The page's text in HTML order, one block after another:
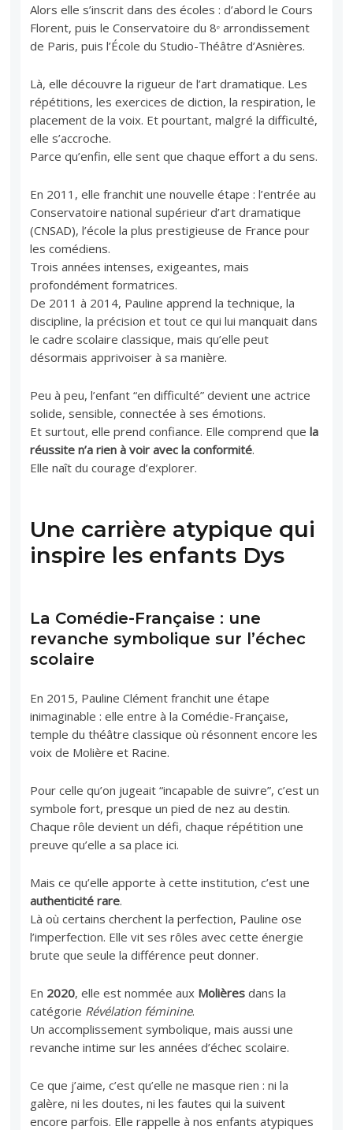
Alors elle s’inscrit dans des écoles : d’abord le Cours
Florent, puis le Conservatoire du 8ᵉ arrondissement
de Paris, puis l’École du Studio-Théâtre d’Asnières.
Là, elle découvre la rigueur de l’art dramatique. Les
répétitions, les exercices de diction, la respiration, le
placement de la voix. Et pourtant, malgré la difficulté,
elle s’accroche.
Parce qu’enfin, elle sent que chaque effort a du sens.
En 2011, elle franchit une nouvelle étape : l’entrée au
Conservatoire national supérieur d’art dramatique
(CNSAD), l’école la plus prestigieuse de France pour
les comédiens.
Trois années intenses, exigeantes, mais
profondément formatrices.
De 2011 à 2014, Pauline apprend la technique, la
discipline, la précision et tout ce qui lui manquait dans
le cadre scolaire classique, mais qu’elle peut
désormais apprivoiser à sa manière.
Peu à peu, l’enfant “en difficulté” devient une actrice
solide, sensible, connectée à ses émotions.
Et surtout, elle prend confiance. Elle comprend quela
réussite n’a rien à voir avec la conformité.
Elle naît du courage d’explorer.
Une carrière atypique qui
inspire les enfants Dys
La Comédie-Française : une
revanche symbolique sur l’échec
scolaire
En 2015, Pauline Clément franchit une étape
inimaginable : elle entre à la Comédie-Française,
temple du théâtre classique où résonnent encore les
voix de Molière et Racine.
Pour celle qu’on jugeait “incapable de suivre”, c’est un
symbole fort, presque un pied de nez au destin.
Chaque rôle devient un défi, chaque répétition une
preuve qu’elle a sa place ici.
Mais ce qu’elle apporte à cette institution, c’est une
authenticité rare.
Là où certains cherchent la perfection, Pauline ose
l’imperfection. Elle vit ses rôles avec cette énergie
brute que seule la différence peut donner.
En 2020, elle est nommée aux Molières dans la
catégorie Révélation féminine.
Un accomplissement symbolique, mais aussi une
revanche intime sur les années d’échec scolaire.
Ce que j’aime, c’est qu’elle ne masque rien : ni la
galère, ni les doutes, ni les fautes qui la suivent
encore parfois. Elle rappelle à nos enfants atypiques